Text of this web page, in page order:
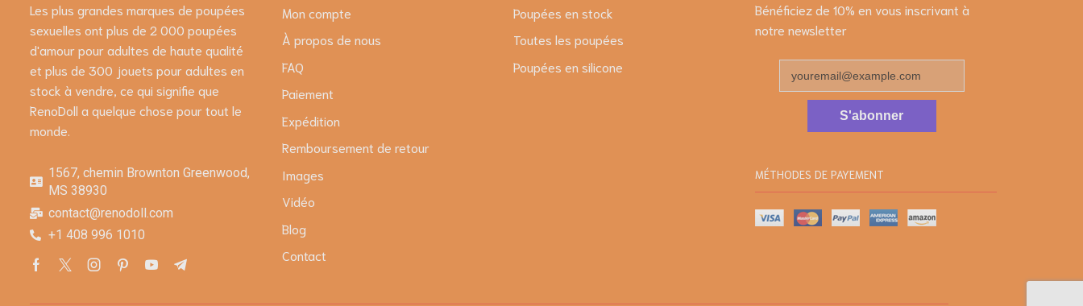
Les plus grandes marques de poupées
sexuelles ont plus de 2 000 poupées
d'amour pour adultes de haute qualité
et plus de 300 jouets pour adultes en
stock à vendre, ce qui signifie que
RenoDoll a quelque chose pour tout le
monde.
1567, chemin Brownton Greenwood,
MS 38930
contact@renodoll.com
+1 408 996 1010
Mon compte
À propos de nous
FAQ
Paiement
Expédition
Remboursement de retour
Images
Vidéo
Blog
Contact
Poupées en stock
Toutes les poupées
Poupées en silicone
Bénéficiez de 10% en vous inscrivant à
notre newsletter
S'abonner
MÉTHODES DE PAYEMENT